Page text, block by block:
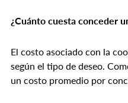
¿Cuánto cuesta conceder
El costo asociado con la
según el tipo de deseo.
un costo promedio por